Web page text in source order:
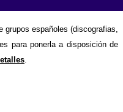
grupos españoles (discografias,
para ponerla a disposición de
.